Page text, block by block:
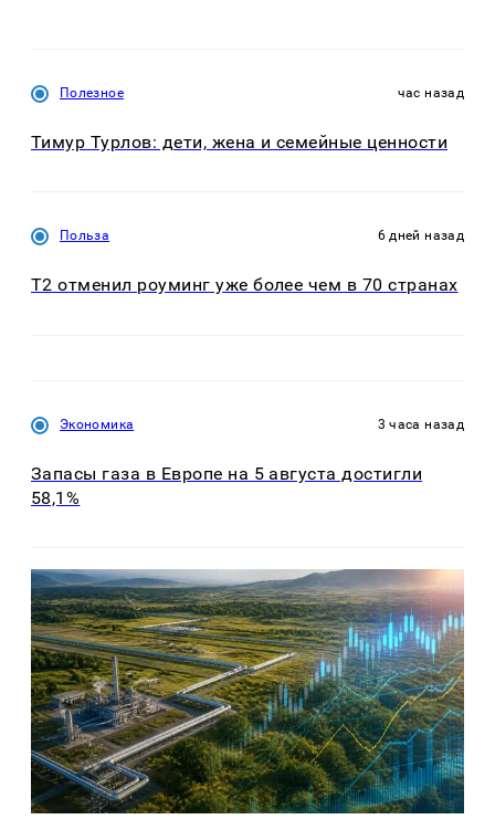
Полезное час назад
Тимур Турлов: дети, жена и семейные ценности
Польза 6 дней назад
Т2 отменил роуминг уже более чем в 70 странах
Экономика 3 часа назад
Запасы газа в Европе на 5 августа достигли
58,1%